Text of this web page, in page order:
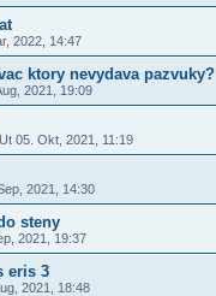
2022, 14:47
ktory nevydava pazvuky?
2021, 19:09
Ut 05. Okt, 2021, 11:19
2021, 14:30
steny
2021, 19:37
eris 3
2021, 18:48